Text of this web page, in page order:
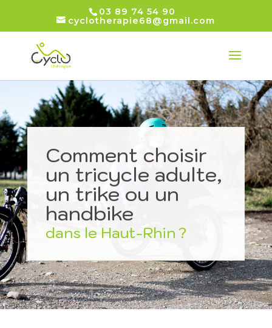
03 89 74 54 90
cyclotherapie68@gmail.com
Comment choisir
un tricycle adulte,
un trike ou un
handbike
dans le Haut-Rhin ?